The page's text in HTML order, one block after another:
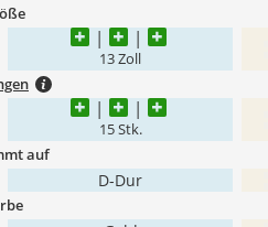
13 Zoll
15 Stk.
auf
D-Dur